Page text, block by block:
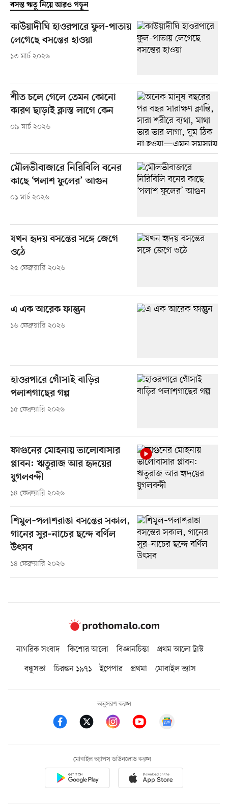
বসন্ত ঋতু নিয়ে আরও পড়ুন
কাউয়াদীঘি হাওরপারে ফুল-পাতায়
লেগেছে বসন্তের হাওয়া
১৩ মার্চ ২০২৬
শীত চলে গেলে তেমন কোনো
কারণ ছাড়াই ক্লান্ত লাগে কেন
০৯ মার্চ ২০২৬
মৌলভীবাজারে নিরিবিলি বনের
কাছে ‘পলাশ ফুলের’ আগুন
০১ মার্চ ২০২৬
যখন হৃদয় বসন্তের সঙ্গে জেগে
ওঠে
২৫ ফেব্রুয়ারি ২০২৬
এ এক আরেক ফাল্গুন
১৬ ফেব্রুয়ারি ২০২৬
হাওরপারে গোঁসাই বাড়ির
পলাশগাছের গল্প
১৫ ফেব্রুয়ারি ২০২৬
ফাগুনের মোহনায় ভালোবাসার
প্লাবন: ঋতুরাজ আর হৃদয়ের
যুগলবন্দী
১৪ ফেব্রুয়ারি ২০২৬
শিমুল–পলাশরাঙা বসন্তের সকাল,
গানের সুর–নাচের ছন্দে বর্ণিল
উৎসব
১৪ ফেব্রুয়ারি ২০২৬
নাগরিক সংবাদ কিশোর আলো বিজ্ঞানচিন্তা
প্রথম আলো ট্রাস্ট
বন্ধুসভা
চিরন্তন ১৯৭১ ইপেপার প্রথমা মোবাইল ভ্যাস
অনুসরণ করুন
মোবাইল অ্যাপস ডাউনলোড করুন